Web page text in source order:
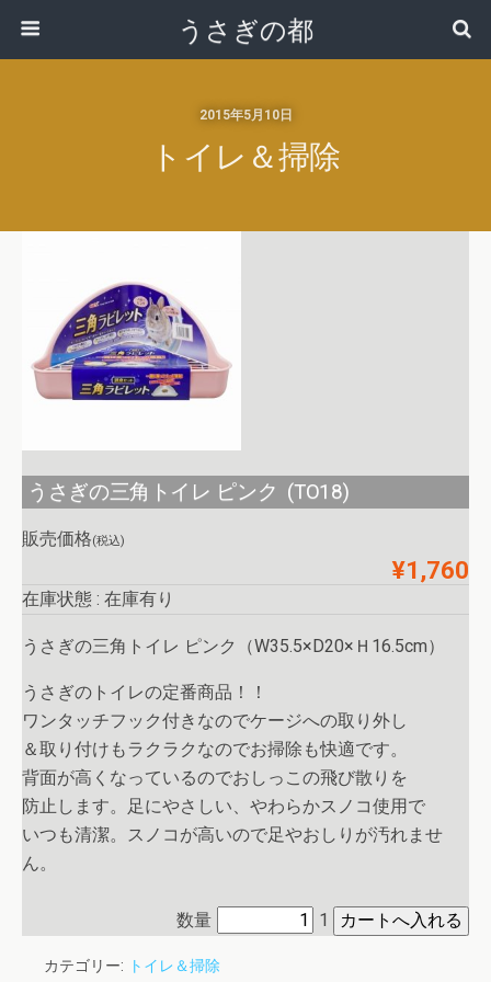
うさぎの都
2015年5月10日
トイレ＆掃除
うさぎの三角トイレ ピンク (TO18)
販売価格(税込)
¥1,760
在庫状態 : 在庫有り
うさぎの三角トイレ ピンク（W35.5×D20×Ｈ16.5cm）
うさぎのトイレの定番商品！！
ワンタッチフック付きなのでケージへの取り外し
＆取り付けもラクラクなのでお掃除も快適です。
背面が高くなっているのでおしっこの飛び散りを
防止します。足にやさしい、やわらかスノコ使用で
いつも清潔。スノコが高いので足やおしりが汚れませ
ん。
数量 1
カテゴリー: トイレ＆掃除